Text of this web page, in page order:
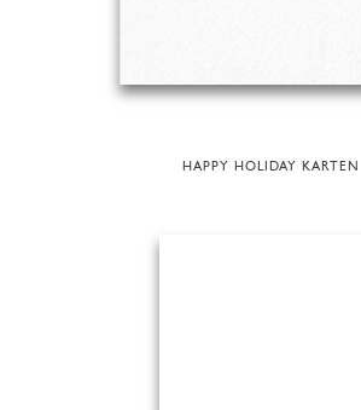
HAPPY HOLIDAY KARTEN